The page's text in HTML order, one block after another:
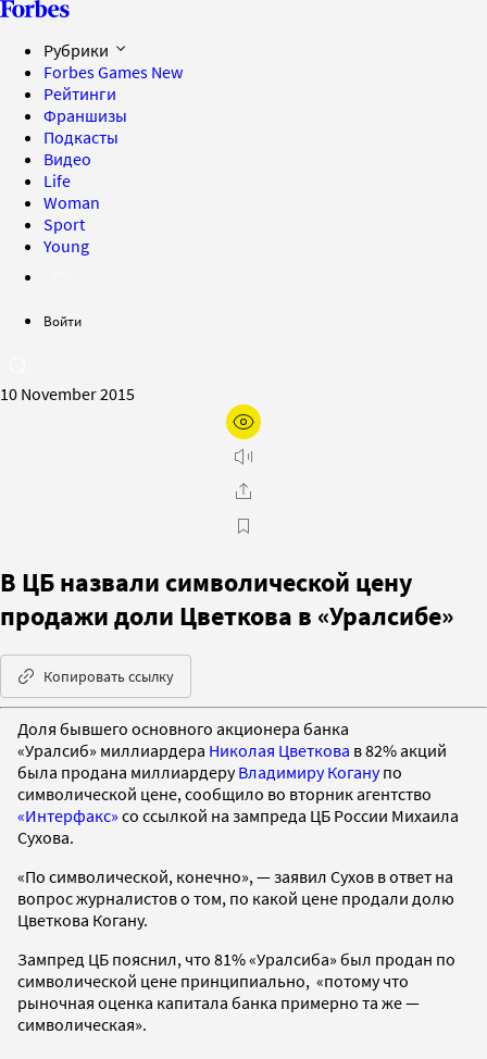
Рубрики
Forbes Games New
Рейтинги
Франшизы
Подкасты
Видео
Life
Woman
Sport
Young
Войти
10 November 2015
В ЦБ назвали символической цену
продажи доли Цветкова в «Уралсибе»
Копировать ссылку
Доля бывшего основного акционера банка
«Уралсиб» миллиардера Николая Цветкова в 82% акций
была продана миллиардеруВладимиру Коганупо
символической цене, сообщило во вторник агентство
«Интерфакс» со ссылкой на зампреда ЦБ России Михаила
Сухова.
«По символической, конечно», — заявил Сухов в ответ на
вопрос журналистов о том, по какой цене продали долю
Цветкова Когану.
Зампред ЦБ пояснил, что 81% «Уралсиба» был продан по
символической цене принципиально, «потому что
рыночная оценка капитала банка примерно та же —
символическая».